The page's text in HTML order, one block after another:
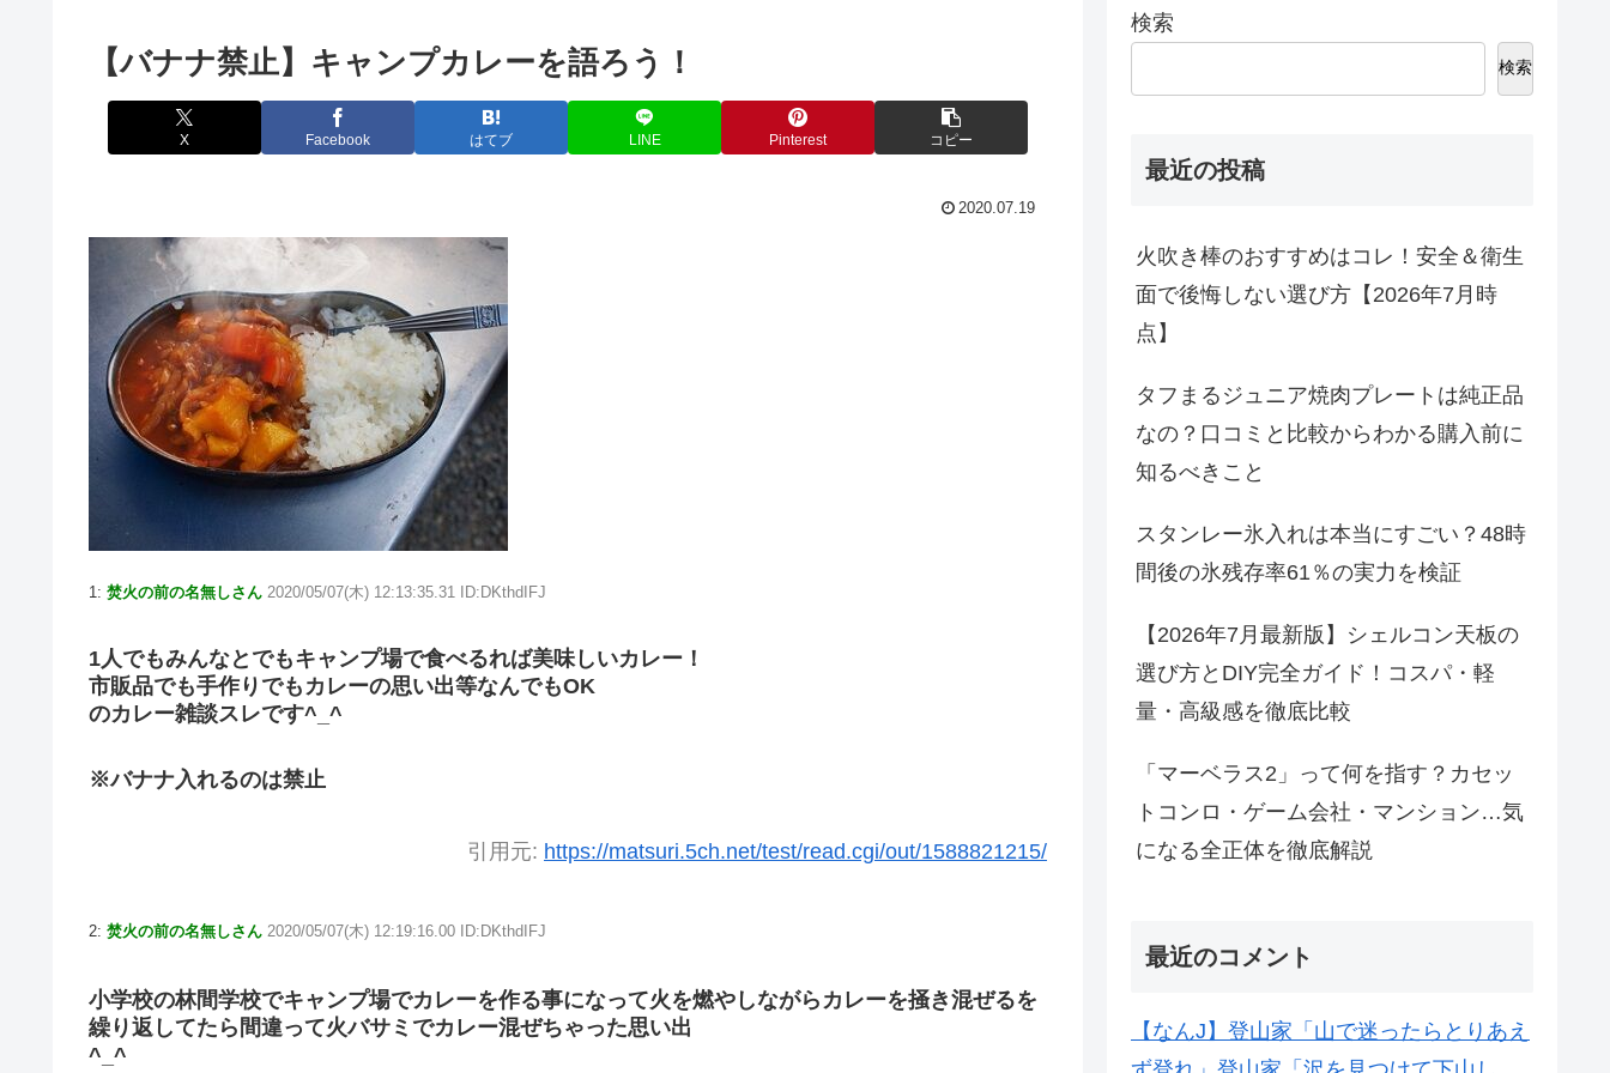
【バナナ禁止】キャンプカレーを語ろう！
X Facebook はてブ LINE Pinterest コピー
2020.07.19
1: 焚火の前の名無しさん 2020/05/07(木) 12:13:35.31 ID:DKthdIFJ
1人でもみんなとでもキャンプ場で食べるれば美味しいカレー！
市販品でも手作りでもカレーの思い出等なんでもOK
のカレー雑談スレです^_^
※バナナ入れるのは禁止
引用元: https://matsuri.5ch.net/test/read.cgi/out/1588821215/
2: 焚火の前の名無しさん 2020/05/07(木) 12:19:16.00 ID:DKthdIFJ
小学校の林間学校でキャンプ場でカレーを作る事になって火を燃やしながらカレーを掻き混ぜるを
繰り返してたら間違って火バサミでカレー混ぜちゃった思い出
^_^
検索
検索
最近の投稿
火吹き棒のおすすめはコレ！安全＆衛生
面で後悔しない選び方【2026年7月時
点】
タフまるジュニア焼肉プレートは純正品
なの？口コミと比較からわかる購入前に
知るべきこと
スタンレー氷入れは本当にすごい？48時
間後の氷残存率61％の実力を検証
【2026年7月最新版】シェルコン天板の
選び方とDIY完全ガイド！コスパ・軽
量・高級感を徹底比較
「マーベラス2」って何を指す？カセッ
トコンロ・ゲーム会社・マンション…気
になる全正体を徹底解説
最近のコメント
【なんJ】登山家「山で迷ったらとりあえ